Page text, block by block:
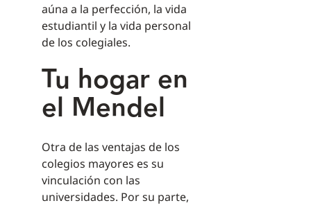
aúna a la perfección, la vida
estudiantil y la vida personal
de los colegiales.
Tu hogar en
el Mendel
Otra de las ventajas de los
colegios mayores es su
vinculación con las
universidades. Por su parte,